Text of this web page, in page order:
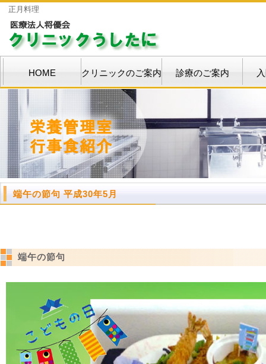
正月料理
HOME クリニックのご案内 診療のご案内
端午の節句 平成30年5月
端午の節句